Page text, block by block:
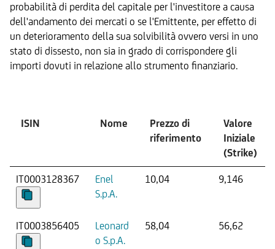
probabilità di perdita del capitale per l'investitore a causa
dell'andamento dei mercati o se l'Emittente, per effetto di
un deterioramento della sua solvibilità ovvero versi in uno
stato di dissesto, non sia in grado di corrispondere gli
importi dovuti in relazione allo strumento finanziario.
ISIN Nome
Prezzo di
riferimento
Valore
Iniziale
(Strike)
IT0003128367
Enel
S.p.A.
10,04 9,146
IT0003856405
Leonard
o S.p.A.
58,04 56,62